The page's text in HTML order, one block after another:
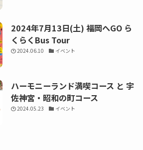
2024年7月13日(土) 福岡へGO ら
くらくBus Tour
2024.06.10 イベント
ハーモニーランド満喫コース と 宇
佐神宮・昭和の町コース
2024.05.23 イベント